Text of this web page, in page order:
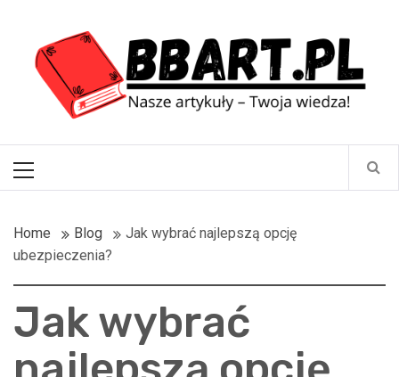
contentBBart.pl
Menu
Home Blog
Jak wybrać najlepszą opcję
ubezpieczenia?
Jak wybrać